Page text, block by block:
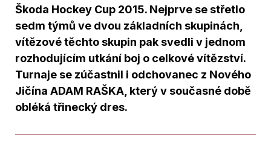
Škoda Hockey Cup 2015. Nejprve se střetlo
sedm týmů ve dvou základních skupinách,
vítězové těchto skupin pak svedli v jednom
rozhodujícím utkání boj o celkové vítězství.
Turnaje se zúčastnil i odchovanec z Nového
Jičína ADAM RAŠKA, který v současné době
obléká třinecký dres.